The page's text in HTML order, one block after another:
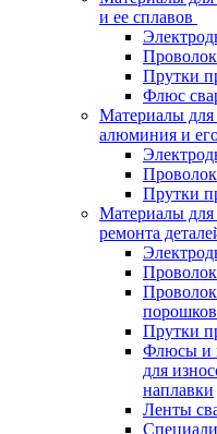
и ее сплавов
Прутки
Флюс
Материалы для
алюминия и
Прутки
Материалы для
ремонта
Прутки
Флюсы и
для
наплавки
Ленты